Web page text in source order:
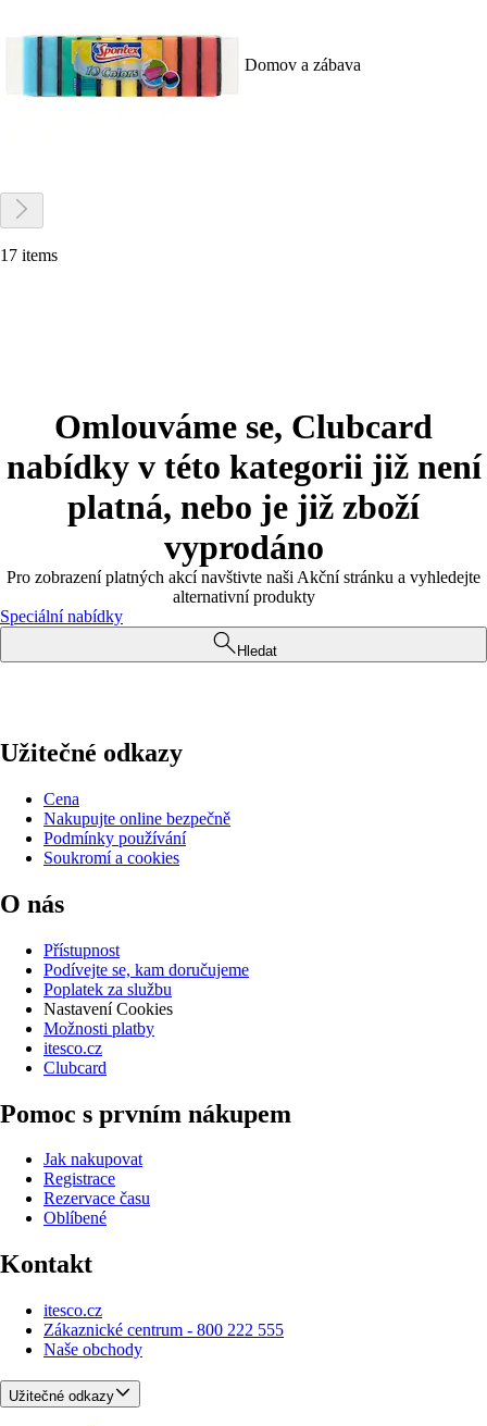
Domov a zábava
17 items
Omlouváme se, Clubcard
nabídky v této kategorii již není
platná, nebo je již zboží
vyprodáno
Pro zobrazení platných akcí navštivte naši Akční stránku a vyhledejte
alternativní produkty
Speciální nabídky
Hledat
Užitečné odkazy
Cena
Nakupujte online bezpečně
Podmínky používání
Soukromí a cookies
O nás
Přístupnost
Podívejte se, kam doručujeme
Poplatek za službu
Nastavení Cookies
Možnosti platby
itesco.cz
Clubcard
Pomoc s prvním nákupem
Jak nakupovat
Registrace
Rezervace času
Oblíbené
Kontakt
itesco.cz
Zákaznické centrum - 800 222 555
Naše obchody
Užitečné odkazy